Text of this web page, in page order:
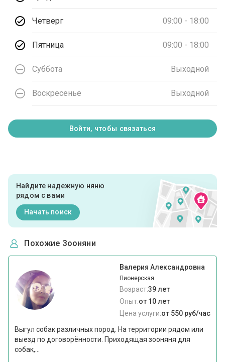
Четверг 09:00 - 18:00
Пятница 09:00 - 18:00
Суббота Выходной
Воскресенье Выходной
Войти, чтобы связаться
Найдите надежную няню
рядом с вами
Начать поиск
Похожие Зооняни
Валерия Александровна
Пионерская
Возраст:39 лет
Опыт:от 10 лет
Цена услуги:от 550 руб/час
Выгул собак различных пород. На территории рядом или
выезд по договорённости. Приходящая зооняня для
собак,...